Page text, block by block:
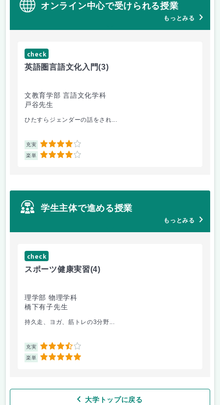
オンライン中心で受けられる授業
もっとみる
check
英語圏言語文化入門(3)
文教育学部 言語文化学科
戸谷先生
ひたすらジェンダーの話をされ...
充実 4
楽単 4
学生主体で進める授業
もっとみる
check
スポーツ健康実習(4)
理学部 物理学科
橋下有子先生
持久走、ヨガ、筋トレの3分野...
充実 3.5
楽単 5
大学トップに戻る